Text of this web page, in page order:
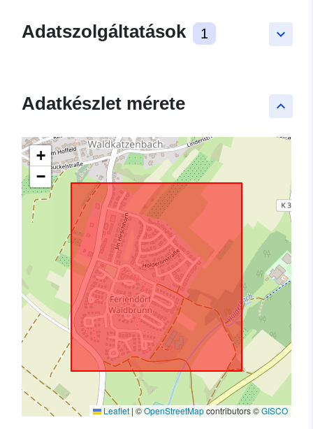
keyboard_arrow_down
Adatszolgáltatások 1
keyboard_arrow_up
Adatkészlet mérete
+
−
Leaflet | ©OpenStreetMapcontributors ©GISCO